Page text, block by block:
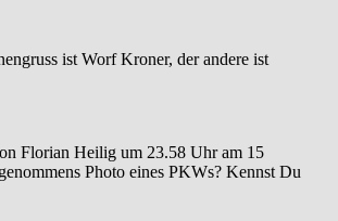
ist Worf Kroner, der andere ist
Florian Heilig um 23.58 Uhr am 15
Photo eines PKWs? Kennst Du